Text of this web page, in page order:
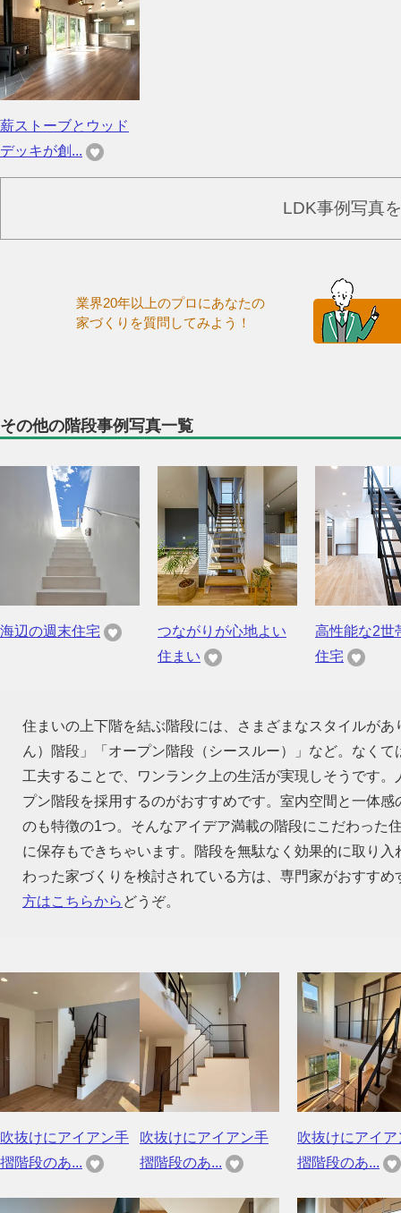
薪ストーブとウッド
デッキが創...
LDK事例写真
業界20年以上のプロにあなたの
家づくりを質問してみよう！
その他の階段事例写真一覧
海辺の週末住宅
つながりが心地よい
住まい
高性能な2世
住宅
住まいの上下階を結ぶ階段には、さまざまなスタイルが
ん）階段」「オープン階段（シースルー）」など。なく
工夫することで、ワンランク上の生活が実現しそうです
プン階段を採用するのがおすすめです。室内空間と一体
のも特徴の1つ。そんなアイデア満載の階段にこだわった
に保存もできちゃいます。階段を無駄なく効果的に取り
わった家づくりを検討されている方は、専門家がおすす
方はこちらから どうぞ。
吹抜けにアイアン手
摺階段のあ...
吹抜けにアイアン手
摺階段のあ...
吹抜けにアイア
摺階段のあ...